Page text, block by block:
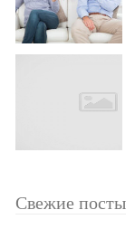
Свежие посты